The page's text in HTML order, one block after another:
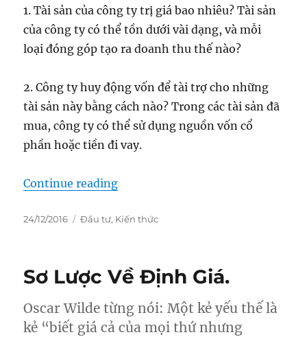
1. Tài sản của công ty trị giá bao nhiêu? Tài sản
của công ty có thể tồn dưới vài dạng, và mỗi
loại đóng góp tạo ra doanh thu thế nào?
2. Công ty huy động vốn để tài trợ cho những
tài sản này bằng cách nào? Trong các tài sản đã
mua, công ty có thể sử dụng nguồn vốn cổ
phần hoặc tiền đi vay.
Continue reading“Đọc hiểu bctc”
Posted
24/12/2016 Categories
Đầu tư, Kiến thức
Sơ Lược Về Định Giá.
Oscar Wilde từng nói: Một kẻ yếu thế là
kẻ “biết giá cả của mọi thứ nhưng